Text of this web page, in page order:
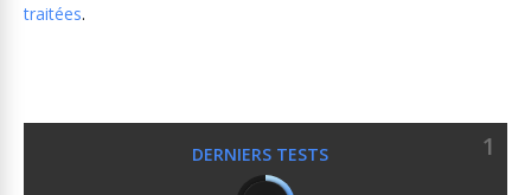
traitées.
DERNIERS TESTS
1